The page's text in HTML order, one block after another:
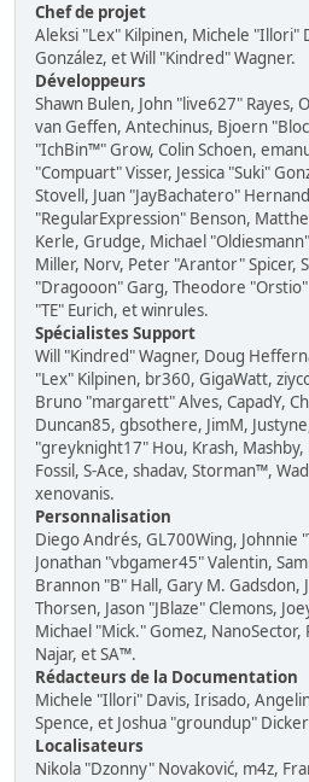
Chef de projet
Aleksi "Lex" Kilpinen, Michele "Illori"
González, et Will "Kindred" Wagner.
Développeurs
Shawn Bulen, John "live627" Rayes,
van Geffen, Antechinus, Bjoern
"IchBin™" Grow, Colin Schoen,
"Compuart" Visser, Jessica "Suki"
Stovell, Juan "JayBachatero"
"RegularExpression" Benson,
Kerle, Grudge, Michael
Miller, Norv, Peter "Arantor" Spicer,
"Dragooon" Garg, Theodore
"TE" Eurich, et winrules.
Spécialistes Support
Will "Kindred" Wagner, Doug
"Lex" Kilpinen, br360, GigaWatt,
Bruno "margarett" Alves, CapadY,
Duncan85, gbsothere, JimM,
"greyknight17" Hou, Krash, Mashby,
Fossil, S-Ace, shadav, Storman™,
xenovanis.
Personnalisation
Diego Andrés, GL700Wing, Johnnie
Jonathan "vbgamer45" Valentin,
Brannon "B" Hall, Gary M. Gadsdon,
Thorsen, Jason "JBlaze" Clemons,
Michael "Mick." Gomez, NanoSector,
Najar, et SA™.
Rédacteurs de la Documentation
Michele "Illori" Davis, Irisado,
Spence, et Joshua "groundup"
Localisateurs
Nikola "Dzonny" Novaković, m4z,